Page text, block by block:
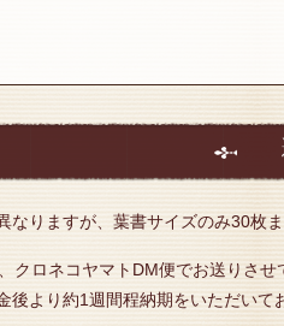
なりますが、葉書サイズのみ30枚
ロネコヤマトDM便でお送りさせ
後より約1週間程納期をいただいて